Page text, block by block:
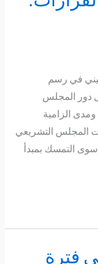
في رسم
دور المجلس
الزامية
المجلس التشريعي
التمسك بمبدأ
فترة